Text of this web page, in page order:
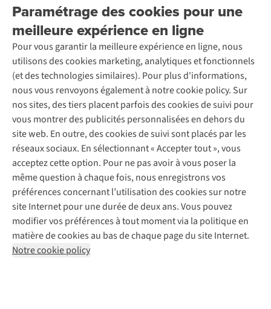
Paramétrage des cookies pour une
meilleure expérience en ligne
Pour vous garantir la meilleure expérience en ligne, nous
utilisons des cookies marketing, analytiques et fonctionnels
(et des technologies similaires). Pour plus d'informations,
nous vous renvoyons également à notre cookie policy. Sur
nos sites, des tiers placent parfois des cookies de suivi pour
vous montrer des publicités personnalisées en dehors du
site web. En outre, des cookies de suivi sont placés par les
réseaux sociaux. En sélectionnant « Accepter tout », vous
acceptez cette option. Pour ne pas avoir à vous poser la
même question à chaque fois, nous enregistrons vos
préférences concernant l’utilisation des cookies sur notre
site Internet pour une durée de deux ans. Vous pouvez
modifier vos préférences à tout moment via la politique en
matière de cookies au bas de chaque page du site Internet.
Notre cookie policy
Retourner
Rétractation d'une commande
Entretien & réparations
Garantie
Contactez-nous
Entreprise responsable
À propos d’Ayacucho
Nos magasins
À propos d’A.S.Adventure
Déclaration d'accessibilité
Location / Location sports d’hiver
Seconde-main
Entretien de ski
Service de lavage
Entretien de chaussures
Réparation de chaussures
Réparation de vêtements
Retouches
Pour les entreprises
Découvrez
A.S.Magazine
Explore Camp
Expertise & conseils
Abonnez-vous à la newsletter
Suivez-nous
Mentions légales
Politique de confidentialité
Conditions générales
Cookie Policy